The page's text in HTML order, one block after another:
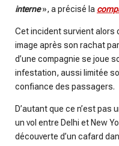
interne», a précisé la
Cet incident survient alors
image après son rachat
d’une compagnie se joue
infestation, aussi limitée
confiance des passagers.
D’autant que ce n’est pas
un vol entre Delhi et New
découverte d’un cafard